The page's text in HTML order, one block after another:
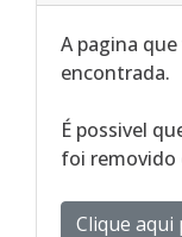
A pagina
encontrada.
É possivel
foi removido
Clique